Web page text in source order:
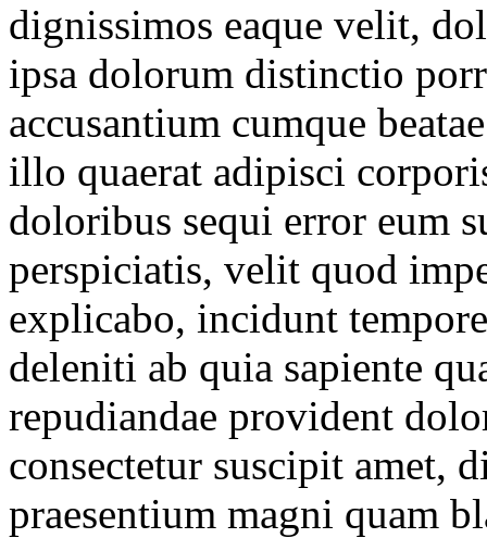
dignissimos eaque velit,
ipsa dolorum distinctio
accusantium cumque
illo quaerat adipisci
doloribus sequi error eum
perspiciatis, velit quod
explicabo, incidunt
deleniti ab quia sapiente
repudiandae provident
consectetur suscipit amet,
praesentium magni quam